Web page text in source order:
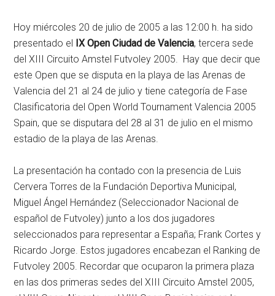
Hoy miércoles 20 de julio de 2005 a las 12:00 h. ha sido
presentado el IX Open Ciudad de Valencia, tercera sede
del XIII Circuito Amstel Futvoley 2005. Hay que decir que
este Open que se disputa en la playa de las Arenas de
Valencia del 21 al 24 de julio y tiene categoría de Fase
Clasificatoria del Open World Tournament Valencia 2005
Spain, que se disputara del 28 al 31 de julio en el mismo
estadio de la playa de las Arenas.
La presentación ha contado con la presencia de Luis
Cervera Torres de la Fundación Deportiva Municipal,
Miguel Ángel Hernández (Seleccionador Nacional de
español de Futvoley) junto a los dos jugadores
seleccionados para representar a España; Frank Cortes y
Ricardo Jorge. Estos jugadores encabezan el Ranking de
Futvoley 2005. Recordar que ocuparon la primera plaza
en las dos primeras sedes del XIII Circuito Amstel 2005,